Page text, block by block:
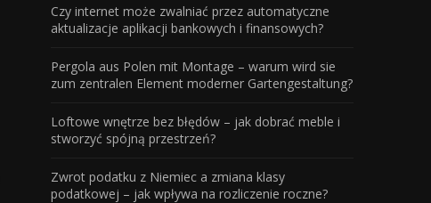
Czy internet może zwalniać przez automatyczne
aktualizacje aplikacji bankowych i finansowych?
Pergola aus Polen mit Montage – warum wird sie
zum zentralen Element moderner Gartengestaltung?
Loftowe wnętrze bez błędów – jak dobrać meble i
stworzyć spójną przestrzeń?
Zwrot podatku z Niemiec a zmiana klasy
podatkowej – jak wpływa na rozliczenie roczne?